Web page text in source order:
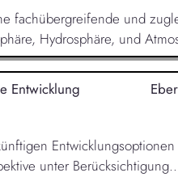
fachübergreifende und
Hydrosphäre, und
Entwicklung
unter